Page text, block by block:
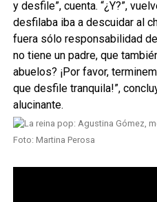
y desfile”, cuenta. “¿Y?”,
desfilaba iba a descuidar al
fuera sólo responsabilidad
no tiene un padre, que
abuelos? ¡Por favor,
que desfile tranquila!”,
alucinante.
Foto: Martina Perosa